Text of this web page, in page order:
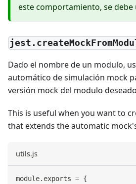
este comportamiento, se debe
Dado el nombre de un modulo,
automático de simulación mock
versión mock del modulo
This is useful when you want to
that extends the automatic
utils.js
module. exports = {